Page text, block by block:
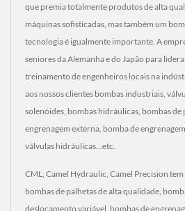
que premia totalmente produtos de alta
máquinas sofisticadas, mas também um
tecnologia é igualmente importante. A
seniores da Alemanha e do Japão para
treinamento de engenheiros locais na
aos nossos clientes bombas industriais,
solenóides, bombas hidráulicas, bombas de
engrenagem externa, bomba de
válvulas hidráulicas...etc.
CML, Camel Hydraulic, Camel Precision
bombas de palhetas de alta qualidade,
deslocamento variável, bombas de